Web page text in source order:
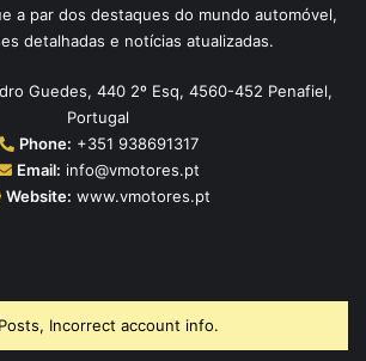
a par dos destaques do mundo automóvel,
detalhadas e notícias atualizadas.
Guedes, 440 2º Esq, 4560-452 Penafiel,
Portugal
Phone: +351 938691317
Email: info@vmotores.pt
Website: www.vmotores.pt
Incorrect account info.